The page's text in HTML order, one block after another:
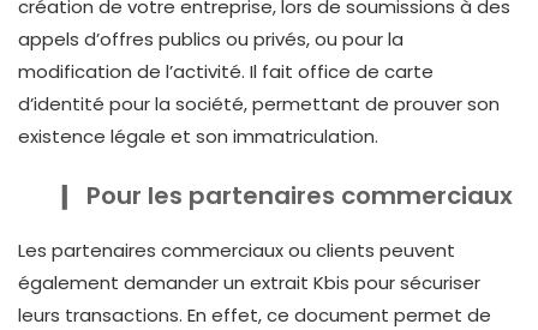
création de votre entreprise, lors de soumissions à des
appels d’offres publics ou privés, ou pour la
modification de l’activité. Il fait office de carte
d’identité pour la société, permettant de prouver son
existence légale et son immatriculation.
Pour les partenaires commerciaux
Les partenaires commerciaux ou clients peuvent
également demander un extrait Kbis pour sécuriser
leurs transactions. En effet, ce document permet de